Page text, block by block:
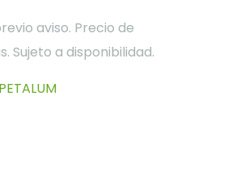
aviso. Precio de
Sujeto a disponibilidad.